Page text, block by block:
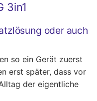
3in1
oder auch
so ein Gerät zuerst
erst später, dass vor
der eigentliche